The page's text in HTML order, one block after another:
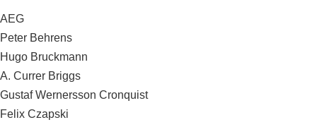
AEG
Peter Behrens
Hugo Bruckmann
A. Currer Briggs
Gustaf Wernersson Cronquist
Felix Czapski